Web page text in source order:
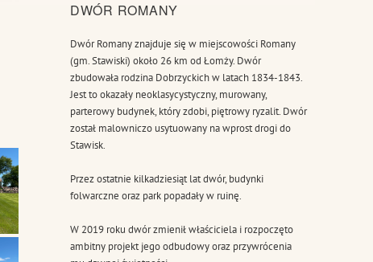
DWÓR ROMANY
Dwór Romany znajduje się w miejscowości Romany
(gm. Stawiski) około 26 km od Łomży. Dwór
zbudowała rodzina Dobrzyckich w latach 1834-1843.
Jest to okazały neoklasycystyczny, murowany,
parterowy budynek, który zdobi, piętrowy ryzalit. Dwór
został malowniczo usytuowany na wprost drogi do
Stawisk.
Przez ostatnie kilkadziesiąt lat dwór, budynki
folwarczne oraz park popadały w ruinę.
W 2019 roku dwór zmienił właściciela i rozpoczęto
ambitny projekt jego odbudowy oraz przywrócenia